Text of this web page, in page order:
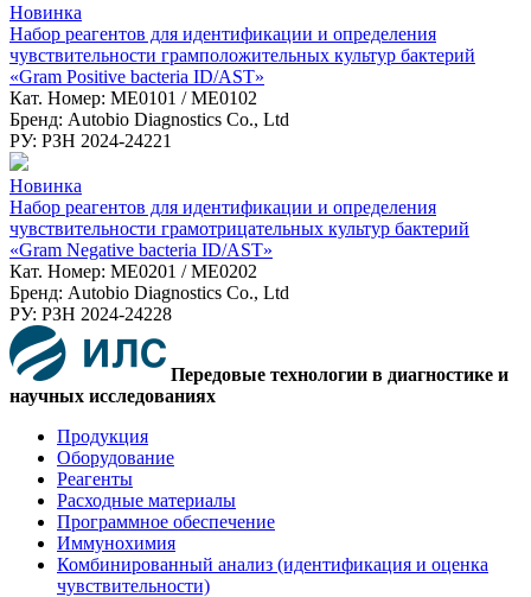
Новинка
Набор реагентов для идентификации и определения
чувствительности грамположительных культур бактерий
«Gram Positive bacteria ID/AST»
Кат. Номер: ME0101 / ME0102
Бренд: Autobio Diagnostics Co., Ltd
РУ: РЗН 2024-24221
Новинка
Набор реагентов для идентификации и определения
чувствительности грамотрицательных культур бактерий
«Gram Negative bacteria ID/AST»
Кат. Номер: ME0201 / ME0202
Бренд: Autobio Diagnostics Co., Ltd
РУ: РЗН 2024-24228
Передовые технологии в диагностике и
научных исследованиях
Продукция
Оборудование
Реагенты
Расходные материалы
Программное обеспечение
Иммунохимия
Комбинированный анализ (идентификация и оценка
чувствительности)